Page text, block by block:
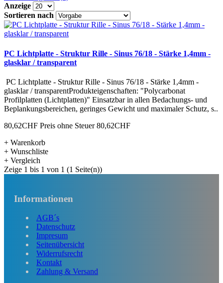
Anzeige
Sortieren nach
PC Lichtplatte - Struktur Rille - Sinus 76/18 - Stärke 1,4mm -
glasklar / transparent
PC Lichtplatte - Struktur Rille - Sinus 76/18 - Stärke 1,4mm -
glasklar / transparentProdukteigenschaften: "Polycarbonat
Profilplatten (Lichtplatten)" Einsatzbar in allen Bedachungs- und
Beplankungsbereichen, geringes Gewicht und maximaler Schutz, s..
80,62CHF Preis ohne Steuer 80,62CHF
+ Warenkorb
+ Wunschliste
+ Vergleich
Zeige 1 bis 1 von 1 (1 Seite(n))
Informationen
AGB´s
Datenschutz
Impresum
Seitenübersicht
Widerrufsrecht
Kontakt
Zahlung & Versand